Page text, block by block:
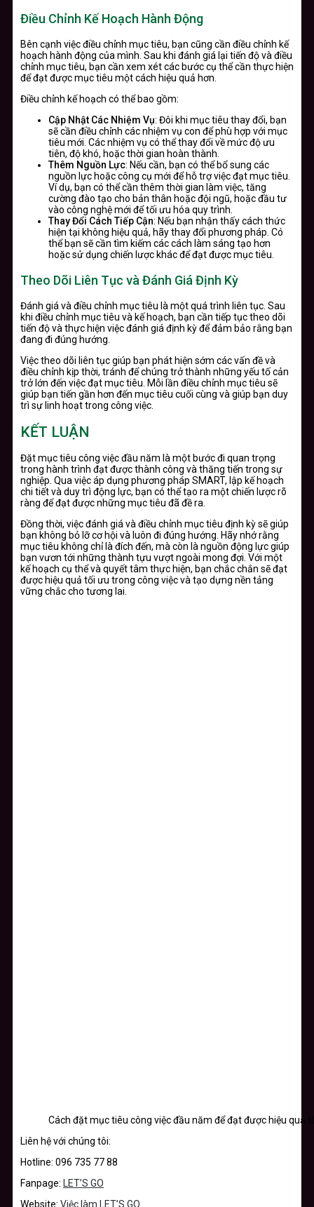
Điều Chỉnh Kế Hoạch Hành Động
Bên cạnh việc điều chỉnh mục tiêu, bạn cũng cần điều chỉnh kế
hoạch hành động của mình. Sau khi đánh giá lại tiến độ và điều
chỉnh mục tiêu, bạn cần xem xét các bước cụ thể cần thực hiện
để đạt được mục tiêu một cách hiệu quả hơn.
Điều chỉnh kế hoạch có thể bao gồm:
Cập Nhật Các Nhiệm Vụ: Đôi khi mục tiêu thay đổi, bạn
sẽ cần điều chỉnh các nhiệm vụ con để phù hợp với mục
tiêu mới. Các nhiệm vụ có thể thay đổi về mức độ ưu
tiên, độ khó, hoặc thời gian hoàn thành.
Thêm Nguồn Lực: Nếu cần, bạn có thể bổ sung các
nguồn lực hoặc công cụ mới để hỗ trợ việc đạt mục tiêu.
Ví dụ, bạn có thể cần thêm thời gian làm việc, tăng
cường đào tạo cho bản thân hoặc đội ngũ, hoặc đầu tư
vào công nghệ mới để tối ưu hóa quy trình.
Thay Đổi Cách Tiếp Cận: Nếu bạn nhận thấy cách thức
hiện tại không hiệu quả, hãy thay đổi phương pháp. Có
thể bạn sẽ cần tìm kiếm các cách làm sáng tạo hơn
hoặc sử dụng chiến lược khác để đạt được mục tiêu.
Theo Dõi Liên Tục và Đánh Giá Định Kỳ
Đánh giá và điều chỉnh mục tiêu là một quá trình liên tục. Sau
khi điều chỉnh mục tiêu và kế hoạch, bạn cần tiếp tục theo dõi
tiến độ và thực hiện việc đánh giá định kỳ để đảm bảo rằng bạn
đang đi đúng hướng.
Việc theo dõi liên tục giúp bạn phát hiện sớm các vấn đề và
điều chỉnh kịp thời, tránh để chúng trở thành những yếu tố cản
trở lớn đến việc đạt mục tiêu. Mỗi lần điều chỉnh mục tiêu sẽ
giúp bạn tiến gần hơn đến mục tiêu cuối cùng và giúp bạn duy
trì sự linh hoạt trong công việc.
KẾT LUẬN
Đặt mục tiêu công việc đầu năm là một bước đi quan trọng
trong hành trình đạt được thành công và thăng tiến trong sự
nghiệp. Qua việc áp dụng phương pháp SMART, lập kế hoạch
chi tiết và duy trì động lực, bạn có thể tạo ra một chiến lược rõ
ràng để đạt được những mục tiêu đã đề ra.
Đồng thời, việc đánh giá và điều chỉnh mục tiêu định kỳ sẽ giúp
bạn không bỏ lỡ cơ hội và luôn đi đúng hướng. Hãy nhớ rằng
mục tiêu không chỉ là đích đến, mà còn là nguồn động lực giúp
bạn vươn tới những thành tựu vượt ngoài mong đợi. Với một
kế hoạch cụ thể và quyết tâm thực hiện, bạn chắc chắn sẽ đạt
được hiệu quả tối ưu trong công việc và tạo dựng nền tảng
vững chắc cho tương lai.
Cách đặt mục tiêu công việc đầu năm để đạt được hiệu quả
Liên hệ với chúng tôi:
Hotline: 096 735 77 88
Fanpage: LET’S GO
Website: Việc làm LET’S GO